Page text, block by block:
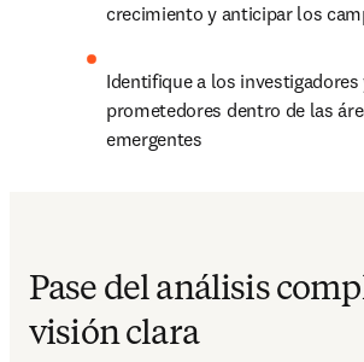
crecimiento y anticipar los
Identifique a los
prometedores dentro de las
emergentes
Pase del análisis
visión clara